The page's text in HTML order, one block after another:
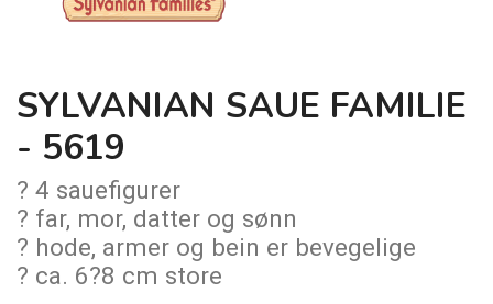
SYLVANIAN SAUE FAMILIE
- 5619
? 4 sauefigurer
? far, mor, datter og sønn
? hode, armer og bein er bevegelige
? ca. 6?8 cm store